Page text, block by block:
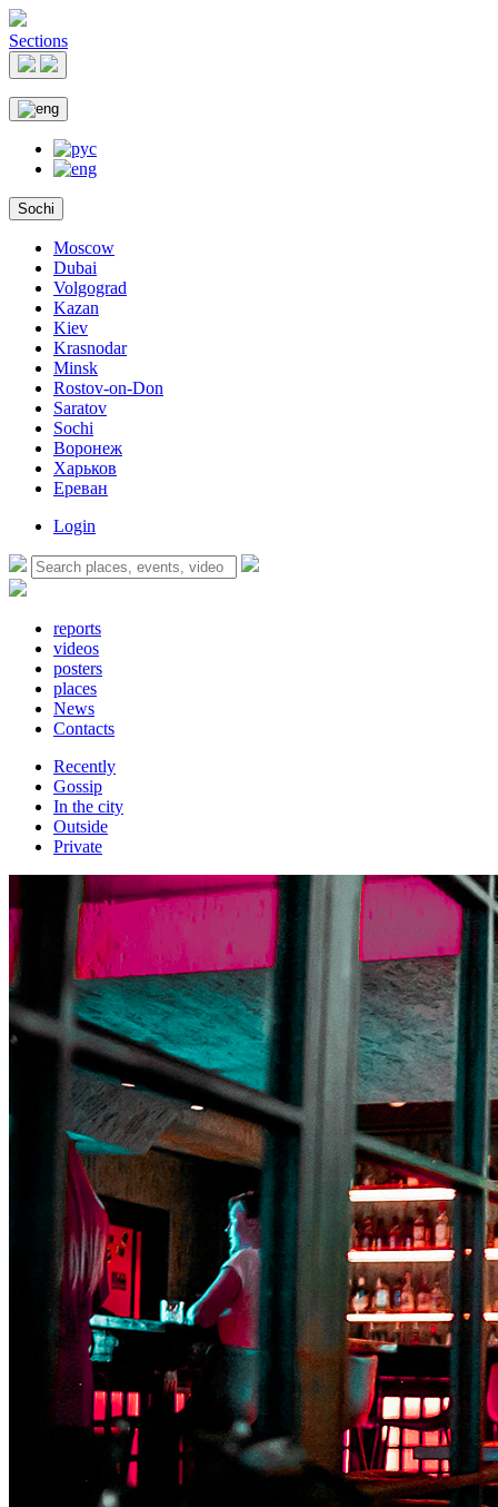
Sections
Sochi
Moscow
Dubai
Volgograd
Kazan
Kiev
Krasnodar
Minsk
Rostov-on-Don
Saratov
Sochi
Воронеж
Харьков
Ереван
Login
reports
videos
posters
places
News
Contacts
Recently
Gossip
In the city
Outside
Private